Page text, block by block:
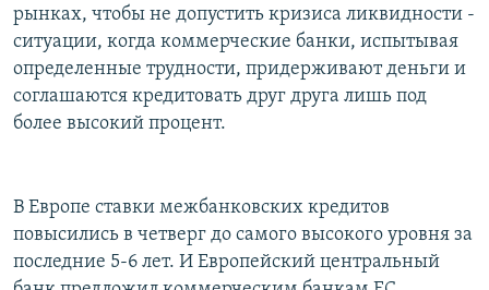
рынках, чтобы не допустить кризиса ликвидности -
ситуации, когда коммерческие банки, испытывая
определенные трудности, придерживают деньги и
соглашаются кредитовать друг друга лишь под
более высокий процент.
В Европе ставки межбанковских кредитов
повысились в четверг до самого высокого уровня за
последние 5-6 лет. И Европейский центральный